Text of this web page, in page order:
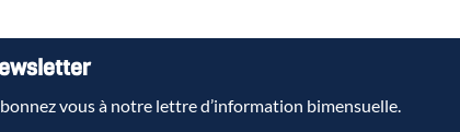
vous à notre lettre d’information bimensuelle.